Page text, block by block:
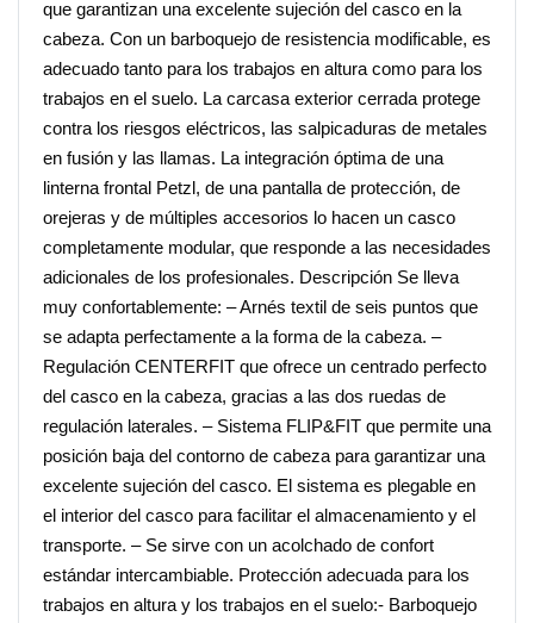
que garantizan una excelente sujeción del casco en la
cabeza. Con un barboquejo de resistencia modificable, es
adecuado tanto para los trabajos en altura como para los
trabajos en el suelo. La carcasa exterior cerrada protege
contra los riesgos eléctricos, las salpicaduras de metales
en fusión y las llamas. La integración óptima de una
linterna frontal Petzl, de una pantalla de protección, de
orejeras y de múltiples accesorios lo hacen un casco
completamente modular, que responde a las necesidades
adicionales de los profesionales. Descripción Se lleva
muy confortablemente: – Arnés textil de seis puntos que
se adapta perfectamente a la forma de la cabeza. –
Regulación CENTERFIT que ofrece un centrado perfecto
del casco en la cabeza, gracias a las dos ruedas de
regulación laterales. – Sistema FLIP&FIT que permite una
posición baja del contorno de cabeza para garantizar una
excelente sujeción del casco. El sistema es plegable en
el interior del casco para facilitar el almacenamiento y el
transporte. – Se sirve con un acolchado de confort
estándar intercambiable. Protección adecuada para los
trabajos en altura y los trabajos en el suelo:- Barboquejo